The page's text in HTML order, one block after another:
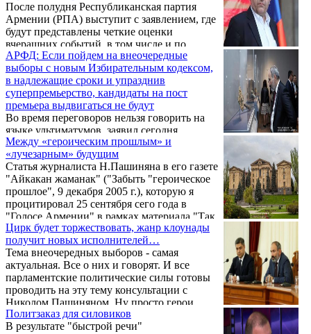
После полудня Республиканская партия
Армении (РПА) выступит с заявлением, где
будут представлены четкие оценки
вчерашних событий, в том числе и по
встрече с премьер-министром Николом
Пашиняном. Об этом заявил в беседе с
журналистами в Национальном Собрании 3
октября зампредседателя РПА, глава
постоянной комиссии НС по внешним
отношениям Армен Ашотян.
АРФД: Если пойдем на внеочередные
выборы с новым Избирательным кодексом,
в надлежащие сроки и упразднив
суперпремьерство, кандидаты на пост
премьера выдвигаться не будут
Во время переговоров нельзя говорить на
языке ультиматумов, заявил сегодня
журналистам руководитель парламентской
фракции АРФ «Дашнакцутюн» Армен
Рустамян. «Когда ведешь переговоры,
нельзя говорить на языке ультиматумов,
поскольку переговоры предполагают
компромисс», - сказал Армен Рустамян.
Между «героическим прошлым» и
«лучезарным» будущим
Статья журналиста Н.Пашиняна в его газете
"Айкакан жаманак" ("Забыть "героическое
прошлое", 9 декабря 2005 г.), которую я
процитировал 25 сентября сего года в
"Голосе Армении" в рамках материала "Так
что нам делать с армянской историей?",
вызвала, судя по сайту, большой интерес не
только у постоянных читателей нашей
газеты.
Цирк будет торжествовать, жанр клоунады
получит новых исполнителей…
Тема внеочередных выборов - самая
актуальная. Все о них и говорят. И все
парламентские политические силы готовы
проводить на эту тему консультации с
Николом Пашиняном. Ну просто герои
наши парламентские партии. Хотя бы одна
партия набралась смелости и сказала: "А
Политзаказ для силовиков
В результате "быстрой речи"